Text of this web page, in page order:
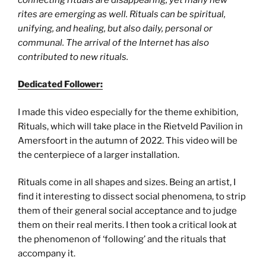
rites are emerging as well. Rituals can be spiritual,
unifying, and healing, but also daily, personal or
communal. The arrival of the Internet has also
contributed to new rituals.
Dedicated Follower:
I made this video especially for the theme exhibition,
Rituals, which will take place in the Rietveld Pavilion in
Amersfoort in the autumn of 2022. This video will be
the centerpiece of a larger installation.
Rituals come in all shapes and sizes. Being an artist, I
find it interesting to dissect social phenomena, to strip
them of their general social acceptance and to judge
them on their real merits. I then took a critical look at
the phenomenon of ‘following’ and the rituals that
accompany it.